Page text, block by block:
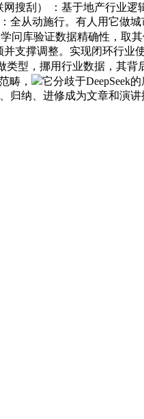
搜刮） ：基于地产行业逻
全从动施行。有人用它做
问库验证数据精确性，取
支撑调整。实现闭环行业
型，挪用行业数据，其背
畴，
它分歧于DeepSeek
纳、进修成为文章和演讲